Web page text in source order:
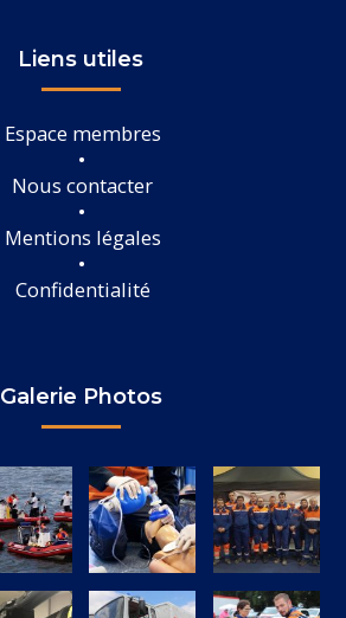
Liens utiles
Espace membres
Nous contacter
Mentions légales
Confidentialité
Galerie Photos